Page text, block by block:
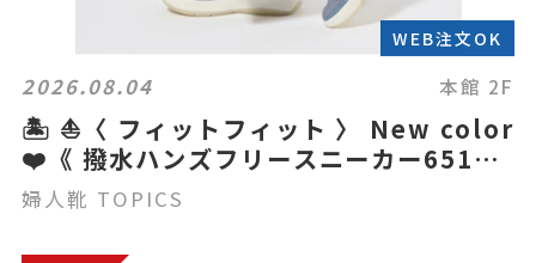
WEB注文OK
2026.08.04 本館 2F
🏝️ ⛵️〈 フィットフィット 〉 New color
❤️《 撥水ハンズフリースニーカー651》
👟
婦人靴 TOPICS